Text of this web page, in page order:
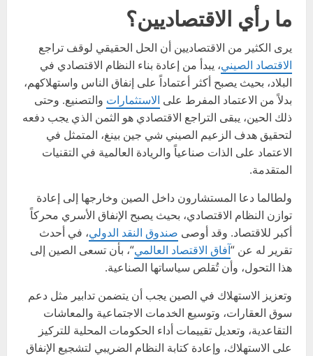
ما رأي الاقتصاديين؟
يرى الكثير من الاقتصاديين أن الحل الحقيقي لوقف تراجع
الاقتصاد الصيني، يبدأ من إعادة بناء النظام الاقتصادي في
البلاد، بحيث يصبح أكثر أعتماداً على إنفاق الناس واستهلاكهم،
بدلاً من الاعتماد المفرط على الاستثمارات والتصنيع. وحتى
ذلك الحين، يبقى التراجع الاقتصادي هو الثمن الذي يجب دفعه
لتحقيق هدف الزعيم الصيني شي جين بينغ، المتمثل في
الاعتماد على الذات صناعياً والريادة العالمية في التقنيات
المتقدمة.
ولطالما دعا المستشارون داخل الصين وخارجها إلى إعادة
توازن النظام الاقتصادي، بحيث يصبح الإنفاق الأسري محركاً
أكبر للاقتصاد. وقد أوصى صندوق النقد الدولي، في أحدث
تقرير له عن “آفاق الاقتصاد العالمي“، بأن تسعى الصين إلى
هذا التحول، وأن تُقلص سياساتها الصناعية.
وتعزيز الاستهلاك في الصين يجب أن يتضمن تدابير مثل دعم
سوق العقارات، وتوسيع الخدمات الاجتماعية والمعاشات
التقاعدية، وتعديل تقييمات أداء الحكومات المحلية للتركيز
على الاستهلاك، وإعادة كتابة النظام الضريبي لتشجيع الإنفاق